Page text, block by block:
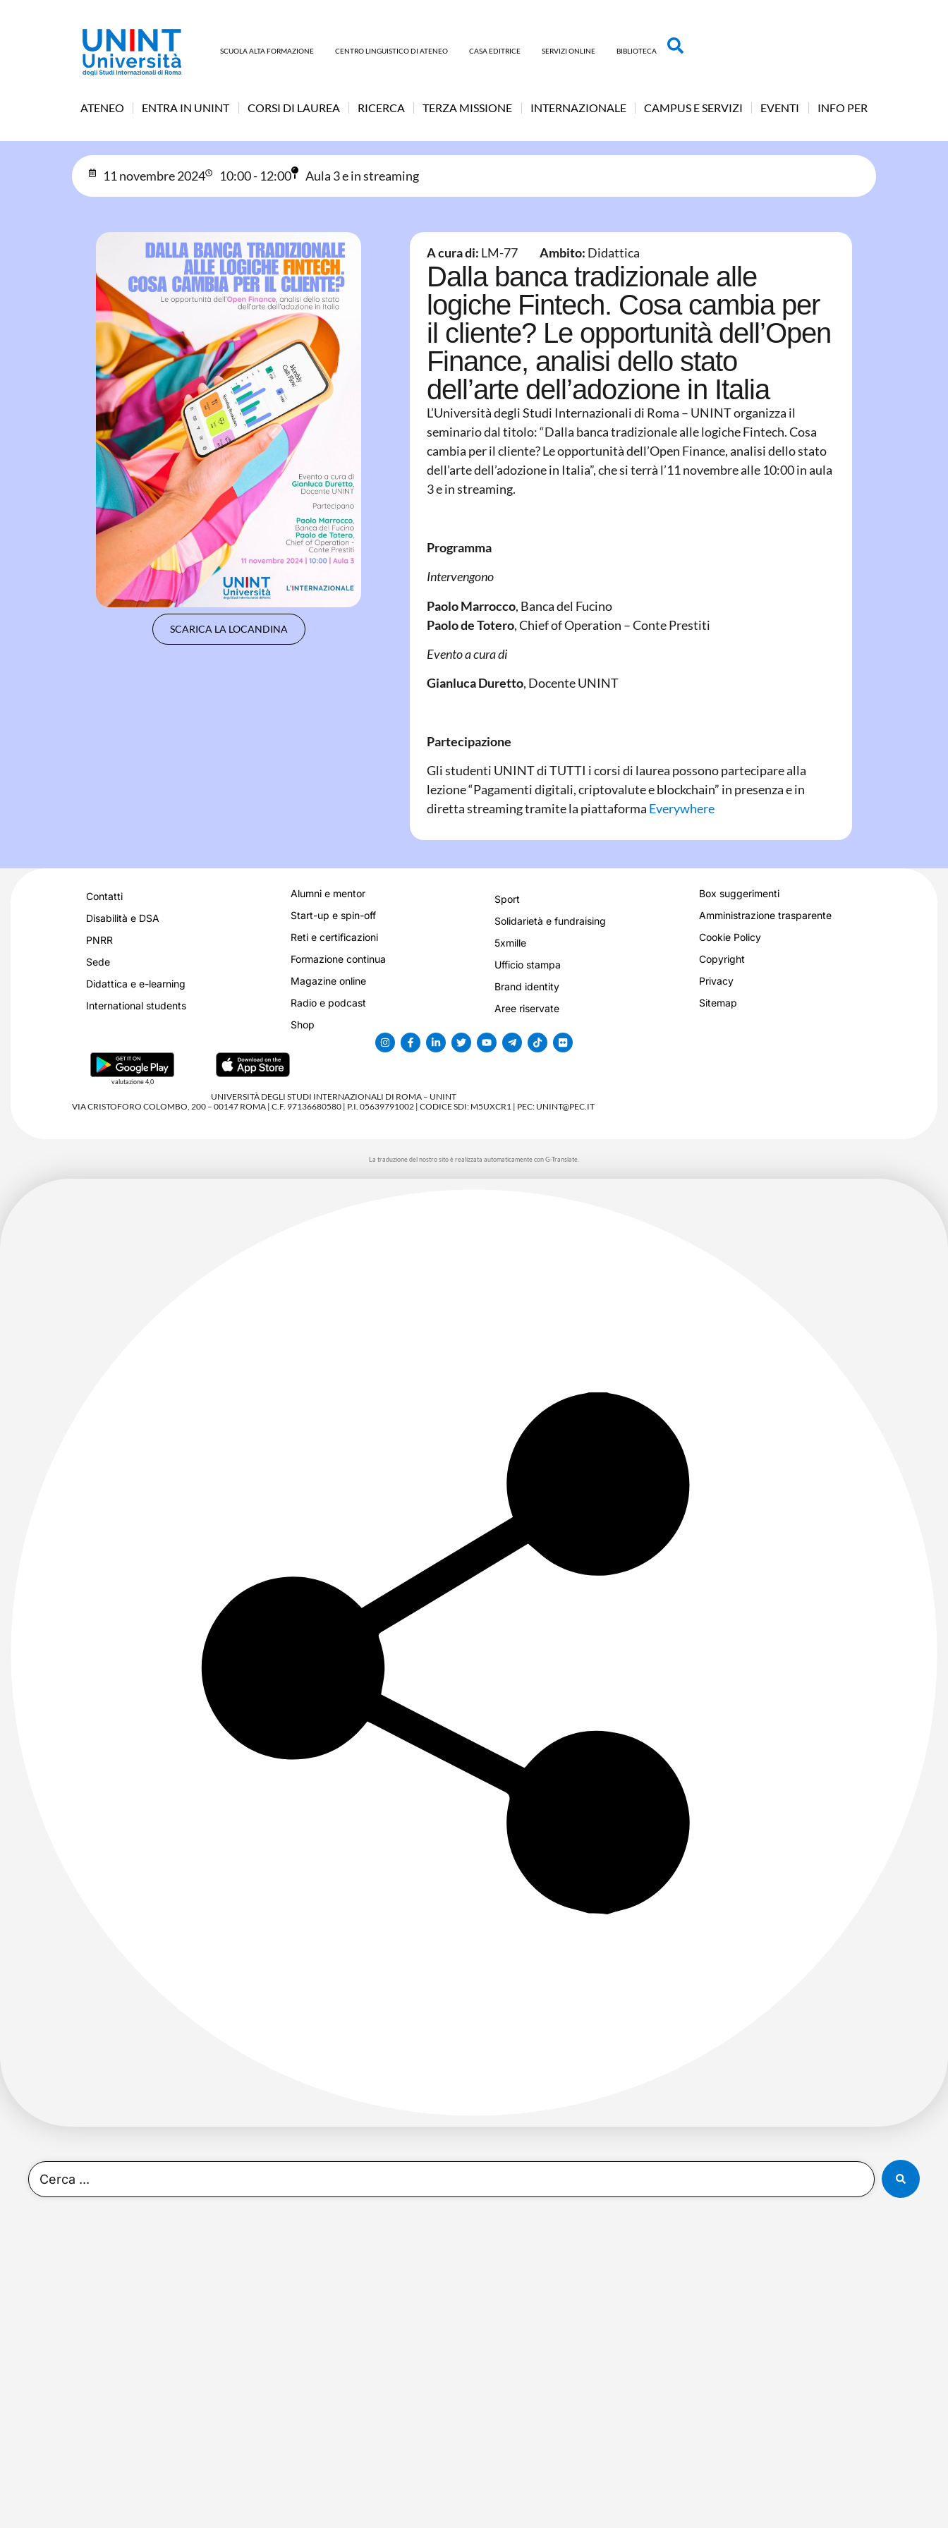
SCUOLA ALTA FORMAZIONE CENTRO LINGUISTICO DI ATENEO CASA EDITRICE SERVIZI ONLINE BIBLIOTECA
ATENEO ENTRA IN UNINT CORSI DI LAUREA RICERCA TERZA MISSIONE INTERNAZIONALE CAMPUS E SERVIZI EVENTI INFO PER
11 novembre 2024 10:00 - 12:00 Aula 3 e in streaming
SCARICA LA LOCANDINA
A cura di: LM-77 Ambito: Didattica
Dalla banca tradizionale alle
logiche Fintech. Cosa cambia per
il cliente? Le opportunità dell’Open
Finance, analisi dello stato
dell’arte dell’adozione in Italia
L’Università degli Studi Internazionali di Roma – UNINT organizza il
seminario dal titolo: “Dalla banca tradizionale alle logiche Fintech. Cosa
cambia per il cliente? Le opportunità dell’Open Finance, analisi dello stato
dell’arte dell’adozione in Italia”, che si terrà l’11 novembre alle 10:00 in aula
3 e in streaming.
Programma
Intervengono
Paolo Marrocco, Banca del Fucino
Paolo de Totero, Chief of Operation – Conte Prestiti
Evento a cura di
Gianluca Duretto, Docente UNINT
Partecipazione
Gli studenti UNINT di TUTTI i corsi di laurea possono partecipare alla
lezione “Pagamenti digitali, criptovalute e blockchain” in presenza e in
diretta streaming tramite la piattaforma Everywhere
Contatti
Disabilità e DSA
PNRR
Sede
Didattica e e-learning
International students
Alumni e mentor
Start-up e spin-off
Reti e certificazioni
Formazione continua
Magazine online
Radio e podcast
Shop
Sport
Solidarietà e fundraising
5xmille
Ufficio stampa
Brand identity
Aree riservate
Box suggerimenti
Amministrazione trasparente
Cookie Policy
Copyright
Privacy
Sitemap
valutazione 4,0
UNIVERSITÀ DEGLI STUDI INTERNAZIONALI DI ROMA – UNINT
VIA CRISTOFORO COLOMBO, 200 – 00147 ROMA | C.F. 97136680580 | P.I. 05639791002 | CODICE SDI: M5UXCR1 | PEC: UNINT@PEC.IT
La traduzione del nostro sito è realizzata automaticamente con G-Translate.